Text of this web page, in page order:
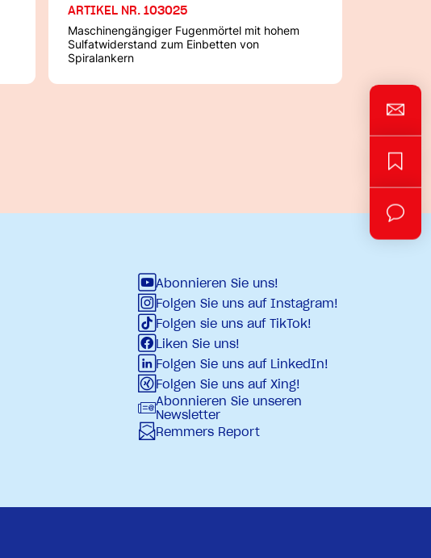
ARTIKEL NR. 103025
Maschinengängiger Fugenmörtel mit hohem
Sulfatwiderstand zum Einbetten von
Spiralankern
Abonnieren Sie uns!
Folgen Sie uns auf Instagram!
Folgen sie uns auf TikTok!
Liken Sie uns!
Folgen Sie uns auf LinkedIn!
Folgen Sie uns auf Xing!
Abonnieren Sie unseren
Newsletter
Remmers Report